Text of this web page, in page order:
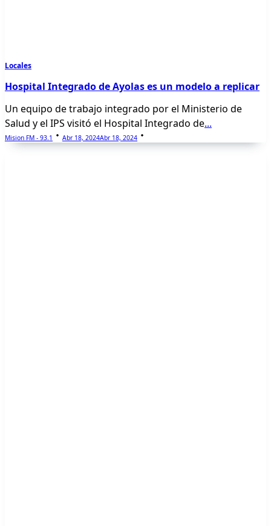
Locales
Hospital Integrado de Ayolas es un modelo a replicar
Un equipo de trabajo integrado por el Ministerio de
Salud y el IPS visitó el Hospital Integrado de...
Mision FM - 93.1 Abr 18, 2024Abr 18, 2024